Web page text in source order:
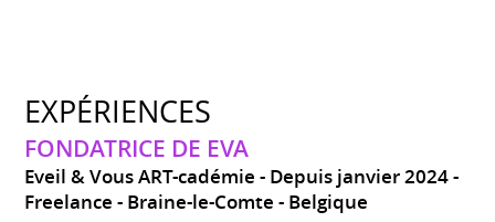
EXPÉRIENCES
FONDATRICE DE EVA
Eveil & Vous ART-cadémie
Depuis janvier 2024
Freelance
Braine-le-Comte Belgique